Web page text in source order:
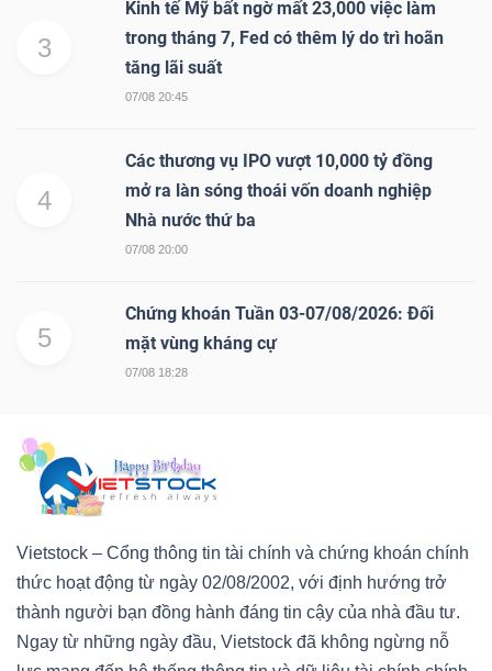
3
Kinh tế Mỹ bất ngờ mất 23,000 việc làm
trong tháng 7, Fed có thêm lý do trì hoãn
tăng lãi suất
07/08 20:45
4
Các thương vụ IPO vượt 10,000 tỷ đồng
mở ra làn sóng thoái vốn doanh nghiệp
Nhà nước thứ ba
07/08 20:00
5
Chứng khoán Tuần 03-07/08/2026: Đối
mặt vùng kháng cự
07/08 18:28
Vietstock – Cổng thông tin tài chính và chứng khoán chính
thức hoạt động từ ngày 02/08/2002, với định hướng trở
thành người bạn đồng hành đáng tin cậy của nhà đầu tư.
Ngay từ những ngày đầu, Vietstock đã không ngừng nỗ
DỊCH
ĐỘNG
SẢN
Mã
chứng
khoán
(-)